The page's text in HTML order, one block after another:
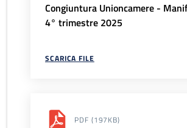
Congiuntura Unioncamere -
4° trimestre 2025
SCARICA FILE
PDF (197KB)